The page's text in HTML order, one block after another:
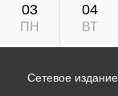
03
ПН
04
ВТ
Сетевое